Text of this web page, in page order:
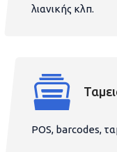
λιανικής κλπ.
POS, barcodes,